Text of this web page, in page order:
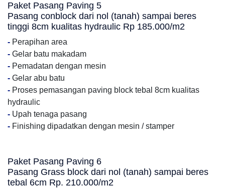
Paket Pasang Paving 5
Pasang conblock dari nol (tanah) sampai beres
tinggi 8cm kualitas hydraulic Rp 185.000/m2
- Perapihan area
- Gelar batu makadam
- Pemadatan dengan mesin
- Gelar abu batu
- Proses pemasangan paving block tebal 8cm kualitas
hydraulic
- Upah tenaga pasang
- Finishing dipadatkan dengan mesin / stamper
Paket Pasang Paving 6
Pasang Grass block dari nol (tanah) sampai beres
tebal 6cm Rp. 210.000/m2